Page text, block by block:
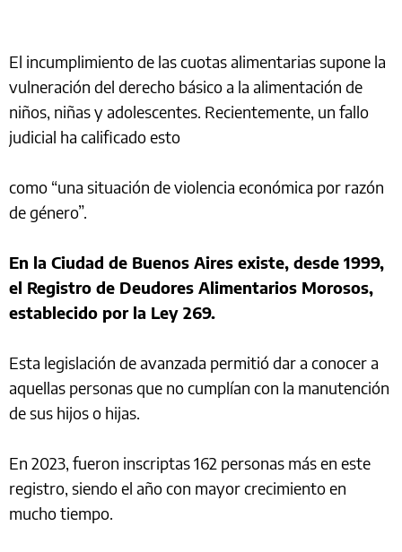
El incumplimiento de las cuotas alimentarias supone la
vulneración del derecho básico a la alimentación de
niños, niñas y adolescentes. Recientemente, un fallo
judicial ha calificado esto
como “una situación de violencia económica por razón
de género”.
En la Ciudad de Buenos Aires existe, desde 1999,
el Registro de Deudores Alimentarios Morosos,
establecido por la Ley 269.
Esta legislación de avanzada permitió dar a conocer a
aquellas personas que no cumplían con la manutención
de sus hijos o hijas.
En 2023, fueron inscriptas 162 personas más en este
registro, siendo el año con mayor crecimiento en
mucho tiempo.